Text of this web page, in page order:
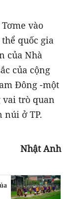
vào
quốc gia
của Nhà
của cộng
Đông -một
vai trò quan
núi ở TP.
Nhật Anh